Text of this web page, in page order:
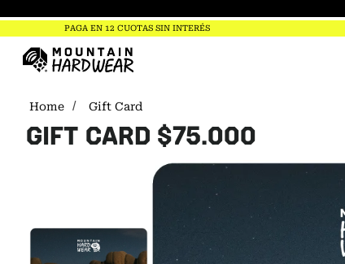
PAGA EN 12 CUOTAS SIN INTERÉS
Gift Card
GIFT CARD $75.000